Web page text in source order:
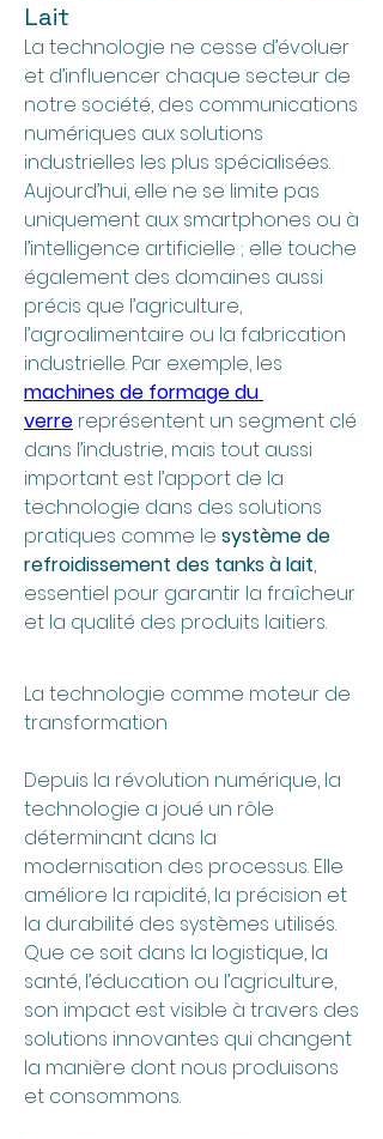
Lait
La technologie ne cesse d’évoluer
et d’influencer chaque secteur de
notre société, des communications
numériques aux solutions
industrielles les plus spécialisées.
Aujourd’hui, elle ne se limite pas
uniquement aux smartphones ou à
l’intelligence artificielle ; elle touche
également des domaines aussi
précis que l’agriculture,
l’agroalimentaire ou la fabrication
machines de formage du
verre représentent un segment clé
dans l’industrie, mais tout aussi
important est l’apport de la
technologie dans des solutions
pratiques comme le système de
refroidissement des tanks à lait,
essentiel pour garantir la fraîcheur
et la qualité des produits laitiers.
La technologie comme moteur de
transformation
Depuis la révolution numérique, la
technologie a joué un rôle
déterminant dans la
modernisation des processus. Elle
améliore la rapidité, la précision et
la durabilité des systèmes utilisés.
Que ce soit dans la logistique, la
santé, l’éducation ou l’agriculture,
son impact est visible à travers des
solutions innovantes qui changent
la manière dont nous produisons
et consommons.